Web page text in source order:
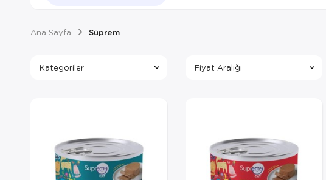
Ana Sayfa Süprem
Kategoriler Fiyat Aralığı